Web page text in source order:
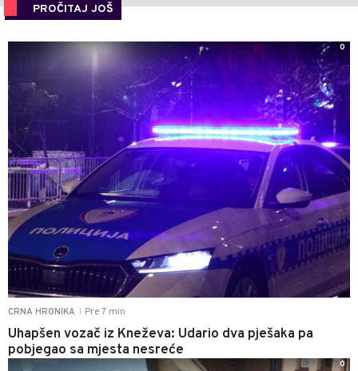
PROČITAJ JOŠ
CRNA HRONIKA Pre 7 min
Uhapšen vozač iz Kneževa: Udario dva pješaka pa
pobjegao sa mjesta nesreće
0
0